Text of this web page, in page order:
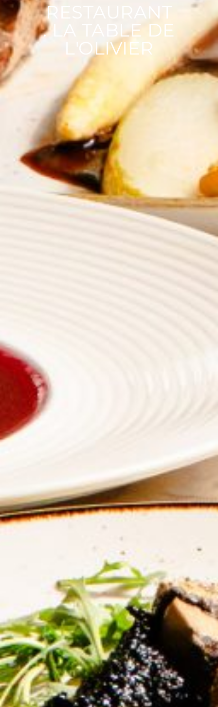
RESTAURANT
. LA TABLE DE
L'OLIVIER